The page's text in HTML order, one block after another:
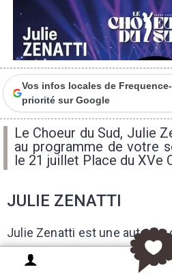
Vos infos locales de
priorité sur Google
Le Choeur du Sud, Julie
au programme de votre
le 21 juillet Place du XVe
JULIE ZENATTI
Julie Zenatti est une
interprète française dont la
interprétations sensibles ont